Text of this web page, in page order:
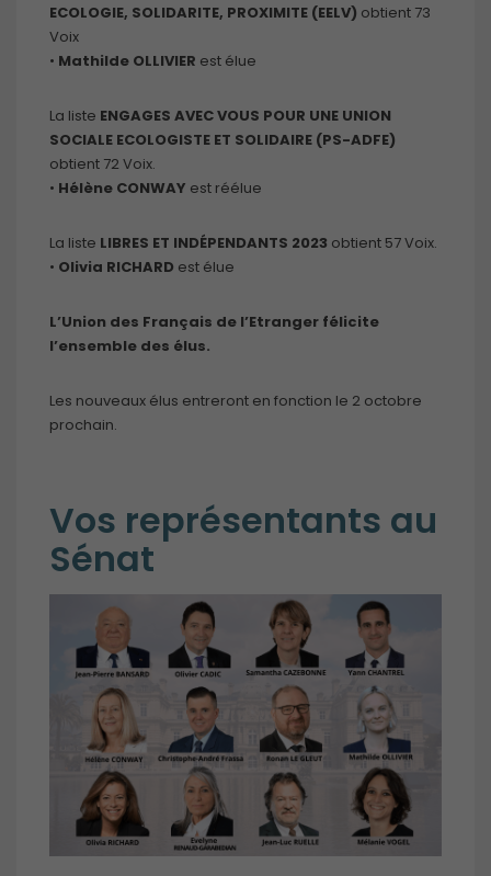
ECOLOGIE, SOLIDARITE, PROXIMITE (EELV) obtient 73
Voix
• Mathilde OLLIVIER est élue
La liste ENGAGES AVEC VOUS POUR UNE UNION
SOCIALE ECOLOGISTE ET SOLIDAIRE (PS-ADFE)
obtient 72 Voix.
• Hélène CONWAY est réélue
La liste LIBRES ET INDÉPENDANTS 2023 obtient 57 Voix.
• Olivia RICHARD est élue
L’Union des Français de l’Etranger félicite
l’ensemble des élus.
Les nouveaux élus entreront en fonction le 2 octobre
prochain.
Vos représentants au
Sénat